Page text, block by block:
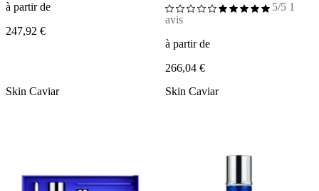
à partir de
247,92 €
5/5 1
avis
à partir de
266,04 €
Skin Caviar
Skin Caviar